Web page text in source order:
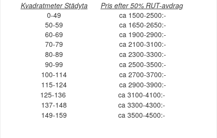
Kvadratmeter Städyta
Pris efter 50% RUT-avdrag
0-49
ca 1500-2500:-
50-59
ca 1650-2650:-
60-69
ca 1900-2900:-
70-79
ca 2100-3100:-
80-89
ca 2300-3300:-
90-99
ca 2500-3500:-
100-114
ca 2700-3700:-
115-124
ca 2900-3900:-
125-136
ca 3100-4100:-
137-148
ca 3300-4300:-
149-159
ca 3500-4500:-